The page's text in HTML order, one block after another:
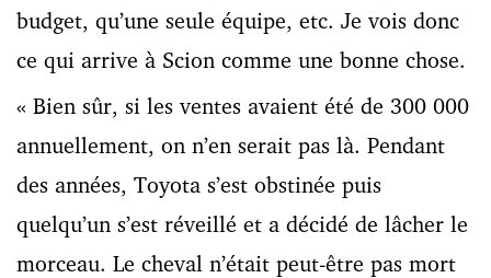
budget, qu’une seule équipe, etc. Je vois donc
ce qui arrive à Scion comme une bonne chose.
« Bien sûr, si les ventes avaient été de 300 000
annuellement, on n’en serait pas là. Pendant
des années, Toyota s’est obstinée puis
quelqu’un s’est réveillé et a décidé de lâcher le
morceau. Le cheval n’était peut-être pas mort